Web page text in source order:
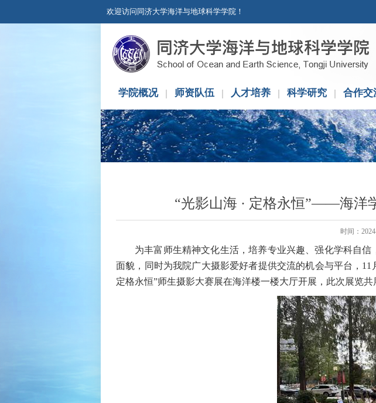
欢迎访问同济大学海洋与地球科学学院！
学院概况 师资队伍 人才培养 科学研究 合作交
“光影山海 · 定格永恒”——海洋
时间：
为丰富师生精神文化生活，培养专业兴趣、强化学科自
面貌，同时为我院广大摄影爱好者提供交流的机会与平台， 11
定格永恒”师生摄影大赛展在海洋楼一楼大厅开展，此次展览共